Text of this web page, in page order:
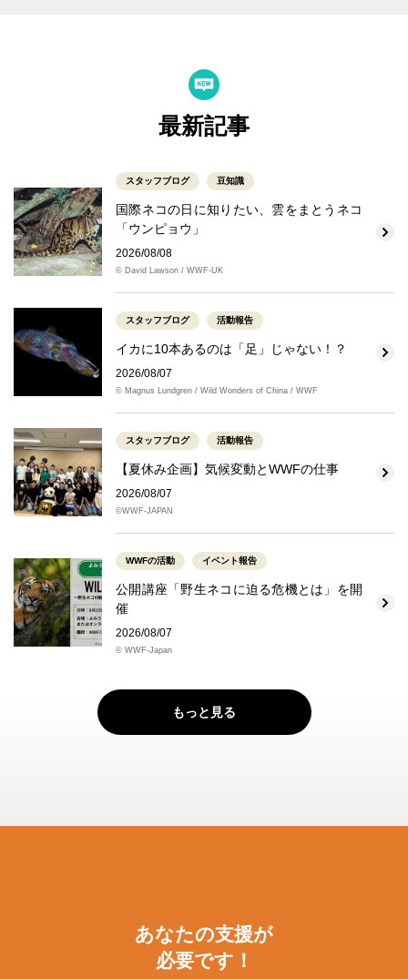
最新記事
スタッフブログ 豆知識
国際ネコの日に知りたい、雲をまとうネコ
「ウンピョウ」
2026/08/08
© David Lawson / WWF-UK
スタッフブログ 活動報告
イカに10本あるのは「足」じゃない！？
2026/08/07
© Magnus Lundgren / Wild Wonders of China / WWF
スタッフブログ 活動報告
【夏休み企画】気候変動とWWFの仕事
2026/08/07
©WWF-JAPAN
WWFの活動 イベント報告
公開講座「野生ネコに迫る危機とは」を開
催
2026/08/07
© WWF-Japan
もっと見る
あなたの支援が
必要です！